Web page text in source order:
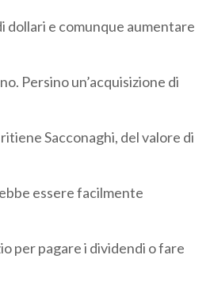
dollari e comunque aumentare
Persino un’acquisizione di
Sacconaghi, del valore di
essere facilmente
per pagare i dividendi o fare